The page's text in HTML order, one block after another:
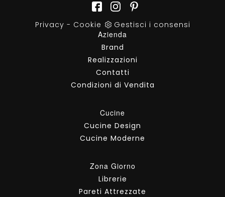
Privacy - Cookie
Gestisci i consensi
Azienda
Brand
Realizzazioni
Contatti
Condizioni di Vendita
Cucine
Cucine Design
Cucine Moderne
Zona Giorno
Librerie
Pareti Attrezzate